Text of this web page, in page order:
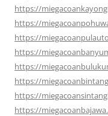
https://
https://
https://
https://
https://
https://
https://
https://